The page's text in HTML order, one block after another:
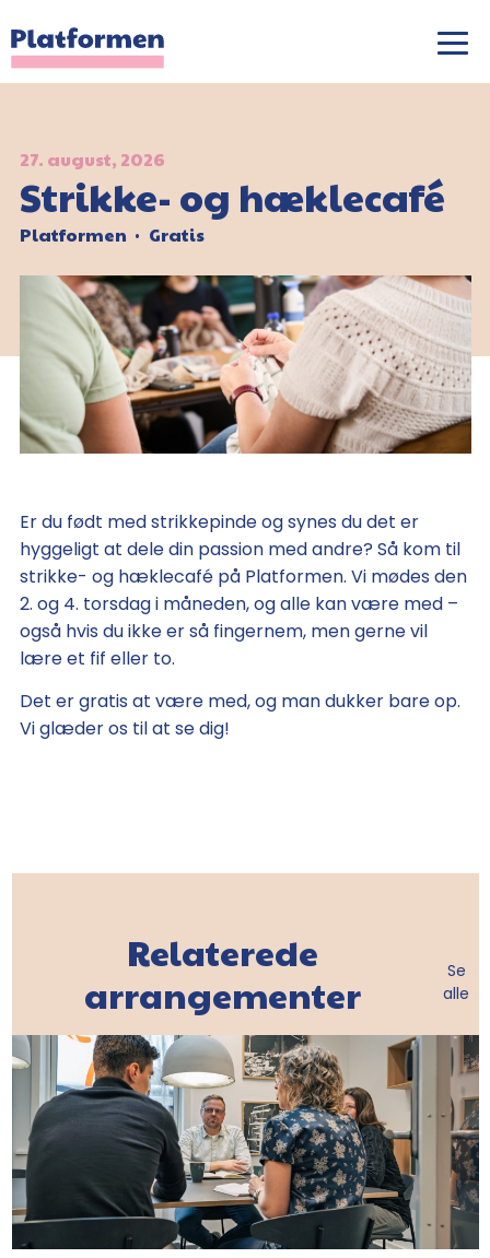
27. august, 2026
Strikke- og hæklecafé
Platformen • Gratis
Er du født med strikkepinde og synes du det er
hyggeligt at dele din passion med andre? Så kom til
strikke- og hæklecafé på Platformen. Vi mødes den
2. og 4. torsdag i måneden, og alle kan være med –
også hvis du ikke er så fingernem, men gerne vil
lære et fif eller to.
Det er gratis at være med, og man dukker bare op.
Vi glæder os til at se dig!
Relaterede
arrangementer
Se
alle